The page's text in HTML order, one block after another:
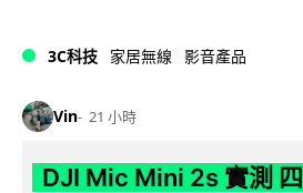
3C科技 家居無線 影音產品
Vin 21 小時
DJI Mic Mini 2s 實測